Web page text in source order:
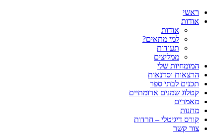
ראשי
אודות
אודות
למי מתאים?
תעודות
ממליצים
המומחיות שלי
הרצאות וסדנאות
תכנים לבתי ספר
קטלוג שמנים ארומתיים
מאמרים
מתנות
קורס דיגיטלי – חרדות
צור קשר